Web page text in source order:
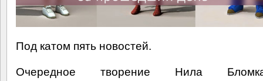
Под катом пять новостей.
Очередное творение Нила